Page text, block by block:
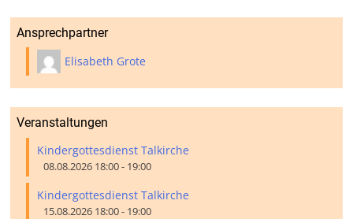
Ansprechpartner
Elisabeth Grote
Veranstaltungen
Kindergottesdienst Talkirche
08.08.2026 18:00 - 19:00
Kindergottesdienst Talkirche
15.08.2026 18:00 - 19:00